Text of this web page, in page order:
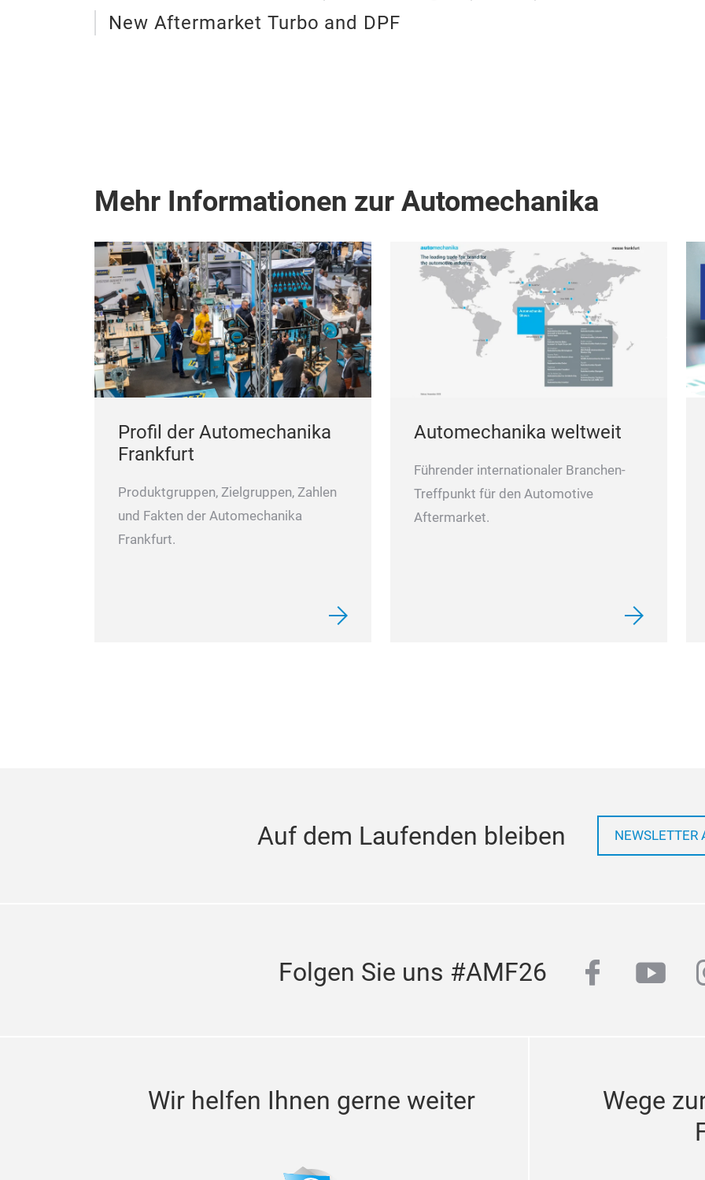
New Aftermarket Turbo and DPF
Mehr Informationen zur Automechanika
Profil der Automechanika
Frankfurt
Produktgruppen, Zielgruppen, Zahlen
und Fakten der Automechanika
Frankfurt.
Automechanika weltweit
Führender internationaler Branchen-
Treffpunkt für den Automotive
Aftermarket.
Auf dem Laufenden bleiben NEWSLETTER
Folgen Sie uns #AMF26 facebook
Wir helfen Ihnen gerne weiter
Wege